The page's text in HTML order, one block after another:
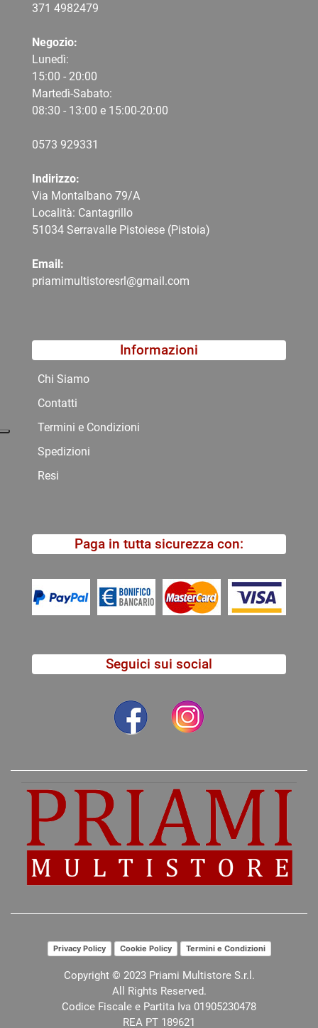
371 4982479
Negozio:
Lunedì:
15:00 - 20:00
Martedì-Sabato:
08:30 - 13:00 e 15:00-20:00
0573 929331
Indirizzo:
Via Montalbano 79/A
Località: Cantagrillo
51034 Serravalle Pistoiese (Pistoia)
Email:
priamimultistoresrl@gmail.com
Informazioni
Chi Siamo
Contatti
Termini e Condizioni
Spedizioni
Resi
Paga in tutta sicurezza con:
Seguici sui social
Privacy Policy Cookie Policy Termini e Condizioni
Copyright © 2023 Priami Multistore S.r.l.
All Rights Reserved.
Codice Fiscale e Partita Iva 01905230478
REA PT 189621